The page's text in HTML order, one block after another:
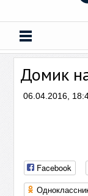
Домик
06.04.2016,
Facebook